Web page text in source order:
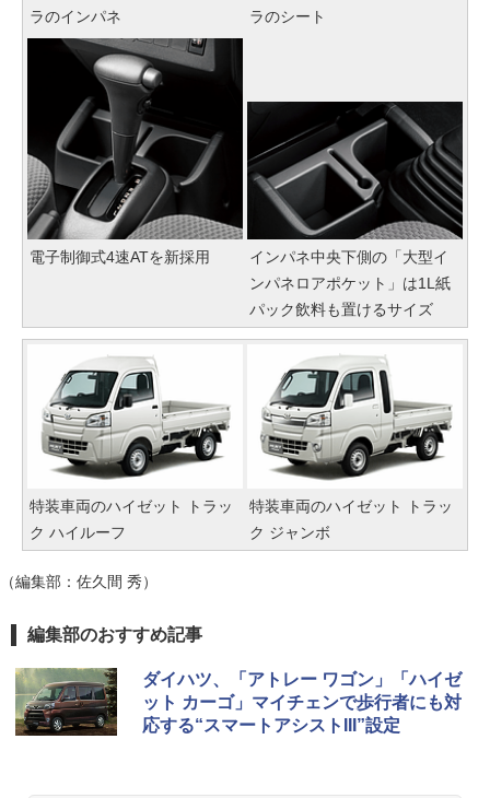
ラのインパネ
ラのシート
電子制御式4速ATを新採用
インパネ中央下側の「大型イ
ンパネロアポケット」は1L紙
パック飲料も置けるサイズ
特装車両のハイゼット トラッ
ク ハイルーフ
特装車両のハイゼット トラッ
ク ジャンボ
（編集部：佐久間 秀）
編集部のおすすめ記事
ダイハツ、「アトレー ワゴン」「ハイゼ
ット カーゴ」マイチェンで歩行者にも対
応する“スマートアシストIII”設定